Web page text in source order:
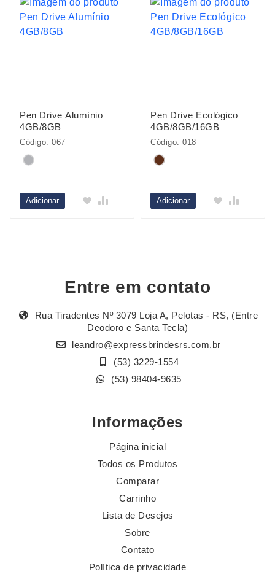
Pen Drive Alumínio
4GB/8GB
Código: 067
Adicionar
Pen Drive Ecológico
4GB/8GB/16GB
Código: 018
Adicionar
Entre em contato
Rua Tiradentes Nº 3079 Loja A, Pelotas - RS, (Entre
Deodoro e Santa Tecla)
leandro@expressbrindesrs.com.br
(53) 3229-1554
(53) 98404-9635
Informações
Página inicial
Todos os Produtos
Comparar
Carrinho
Lista de Desejos
Sobre
Contato
Política de privacidade